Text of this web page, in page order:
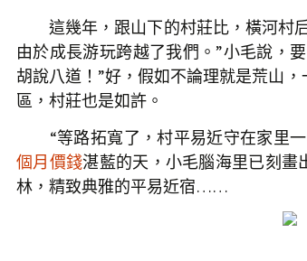
這幾年，跟山下的村莊比，橫河村后
由於成長游玩跨越了我們。”小毛說，
胡說八道！”好，假如不論理就是荒山
區，村莊也是如許。
“等路拓寬了，村平易近守在家里一
個月價錢湛藍的天，小毛腦海里已刻畫
林，精致典雅的平易近宿……